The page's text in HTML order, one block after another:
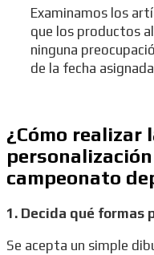
Examinamos los
que los productos
ninguna
de la fecha
¿Cómo realizar
campeonato
1. Decida qué formas
Se acepta un simple